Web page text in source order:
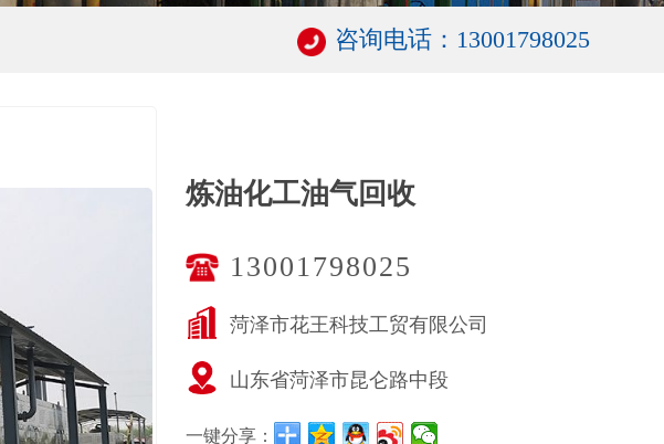
咨询电话：13001798025
炼油化工油气回收
13001798025
菏泽市花王科技工贸有限公司
山东省菏泽市昆仑路中段
一键分享：